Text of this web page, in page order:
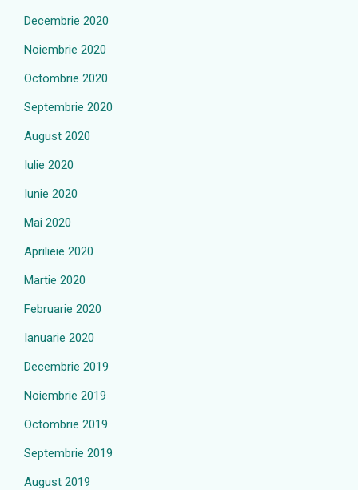
Decembrie 2020
Noiembrie 2020
Octombrie 2020
Septembrie 2020
August 2020
Iulie 2020
Iunie 2020
Mai 2020
Aprilieie 2020
Martie 2020
Februarie 2020
Ianuarie 2020
Decembrie 2019
Noiembrie 2019
Octombrie 2019
Septembrie 2019
August 2019